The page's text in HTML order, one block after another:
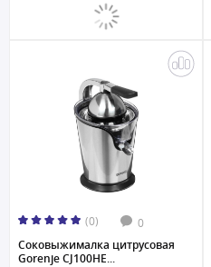
(0) 0
Соковыжималка цитрусовая
Gorenje CJ100HE...